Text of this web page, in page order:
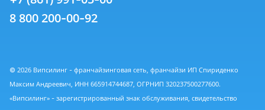
8 800 200-00-92
© 2026 Випсилинг - франчайзинговая сеть, франчайзи ИП Спириденко
Максим Андреевич, ИНН 665914744687, ОГРНИП 320237500277600.
«Випсилинг» - зарегистрированный знак обслуживания, свидетельство